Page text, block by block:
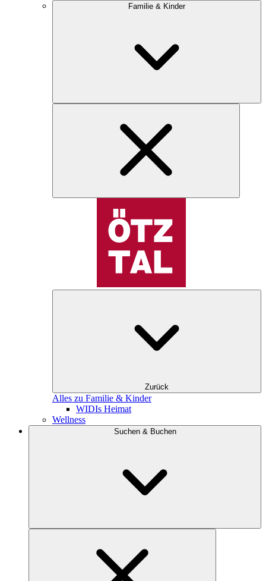
Familie & Kinder
Zurück
Alles zu Familie & Kinder
WIDIs Heimat
Wellness
Suchen & Buchen